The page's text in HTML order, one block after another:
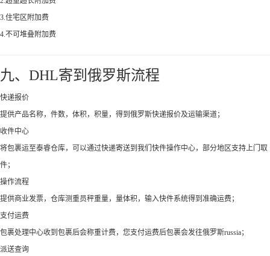
3.住宅区附加费
4.不可堆叠附加费
九、DHL寄到俄罗斯流程
快递报价
提供产品名称，件数，体积，积量，得到俄罗斯快递报价及运输渠道；
收件中心
将包裹运至泰睿仓库，可以通过快递寄送到我们快件操作中心，部分地区支持上门取
件；
操作流程
提供商业发票，仓库测重员秤重量，量体积，输入快件系统得到准确运费；
支付运费
包裹处理中心收到包裹后会称重计费，您支付运费后包裹会发往俄罗斯russia；
派送查询